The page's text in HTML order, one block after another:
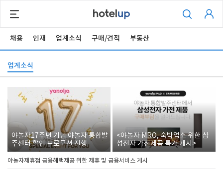
채용 인재 업계소식 구매/견적 부동산
업계소식
야놀자17주년 기념 야놀자 통합발
주센터 할인 프로모션 진행
<야놀자 MRO, 숙박업소 위한 삼
성전자 가전제품 특가 개시>
야놀자제휴점 금융혜택제공 위한 제휴 및 금융서비스 게시